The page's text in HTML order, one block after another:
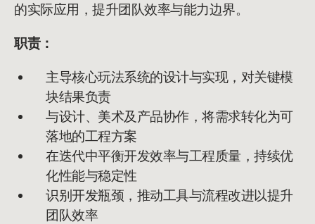
的实际应用，提升团队效率与能力边界。
职责：
主导核心玩法系统的设计与实现，对关键模
块结果负责
与设计、美术及产品协作，将需求转化为可
落地的工程方案
在迭代中平衡开发效率与工程质量，持续优
化性能与稳定性
识别开发瓶颈，推动工具与流程改进以提升
团队效率